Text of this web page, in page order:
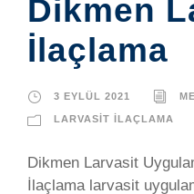
Dikmen
İlaçlama
3 EYLÜL 2021
LARVASIT İLAÇLAMA
Dikmen Larvasit
İlaçlama larvasit